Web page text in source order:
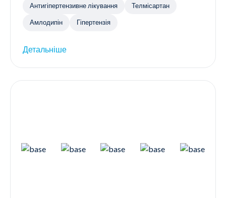
Антигіпертензивне лікування Телмісартан
Амлодипін Гіпертензія
Детальніше